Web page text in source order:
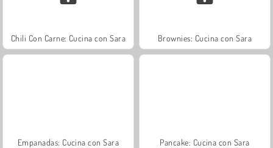
Chili Con Carne: Cucina con Sara Brownies: Cucina con Sara
Empanadas: Cucina con Sara Pancake: Cucina con Sara